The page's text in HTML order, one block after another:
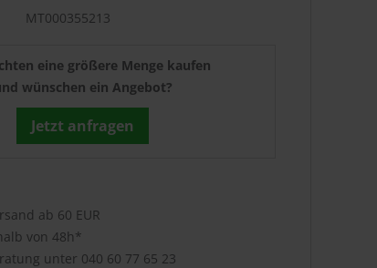
MT000355213
eine größere Menge kaufen
wünschen ein Angebot?
Jetzt anfragen
ab 60 EUR
von 48h*
unter 040 60 77 65 23